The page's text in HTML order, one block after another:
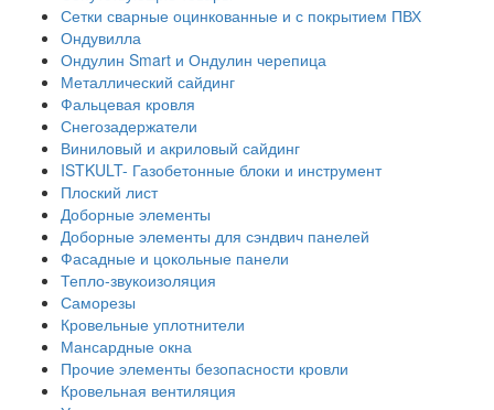
Сетки сварные оцинкованные и с покрытием ПВХ
Ондувилла
Ондулин Smart и Ондулин черепица
Металлический сайдинг
Фальцевая кровля
Снегозадержатели
Виниловый и акриловый сайдинг
ISTKULT- Газобетонные блоки и инструмент
Плоский лист
Доборные элементы
Доборные элементы для сэндвич панелей
Фасадные и цокольные панели
Тепло-звукоизоляция
Саморезы
Кровельные уплотнители
Мансардные окна
Прочие элементы безопасности кровли
Кровельная вентиляция